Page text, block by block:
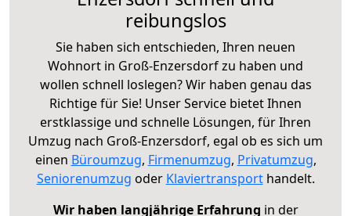
reibungslos
Sie haben sich entschieden, Ihren neuen
Wohnort in Groß-Enzersdorf zu haben und
wollen schnell loslegen? Wir haben genau das
Richtige für Sie! Unser Service bietet Ihnen
erstklassige und schnelle Lösungen, für Ihren
Umzug nach Groß-Enzersdorf, egal ob es sich um
einen Büroumzug, Firmenumzug, Privatumzug,
Seniorenumzug oder Klaviertransporthandelt.
Wir haben langjährige Erfahrung in der